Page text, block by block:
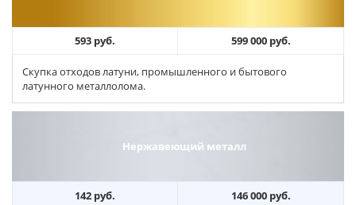
593 руб. 599 000 руб.
Скупка отходов латуни, промышленного и бытового
латунного металлолома.
Нержавеющий металл
142 руб. 146 000 руб.